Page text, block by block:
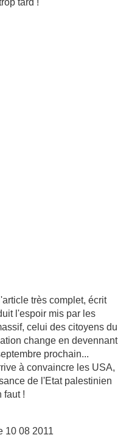
tard !
très complet, écrit
l'espoir mis par les
celui des citoyens du
change en devennant
prochain...
à convaincre les USA,
de l'Etat palestinien
faut !